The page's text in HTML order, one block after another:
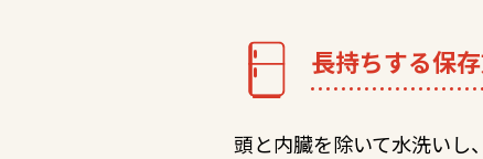
長持ちする保
頭と内臓を除いて水洗いし